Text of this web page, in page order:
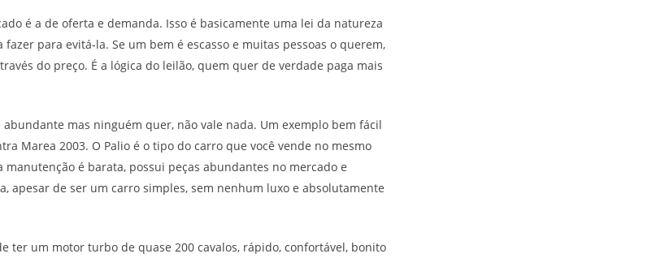
é a de oferta e demanda. Isso é basicamente uma lei da natureza
fazer para evitá-la. Se um bem é escasso e muitas pessoas o querem,
do preço. É a lógica do leilão, quem quer de verdade paga mais
abundante mas ninguém quer, não vale nada. Um exemplo bem fácil
Marea 2003. O Palio é o tipo do carro que você vende no mesmo
manutenção é barata, possui peças abundantes no mercado e
apesar de ser um carro simples, sem nenhum luxo e absolutamente
ter um motor turbo de quase 200 cavalos, rápido, confortável, bonito